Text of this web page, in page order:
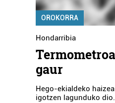
OROKORRA
Hondarribia
gaur
Hego-ekialdeko
igotzen lagunduko dio.